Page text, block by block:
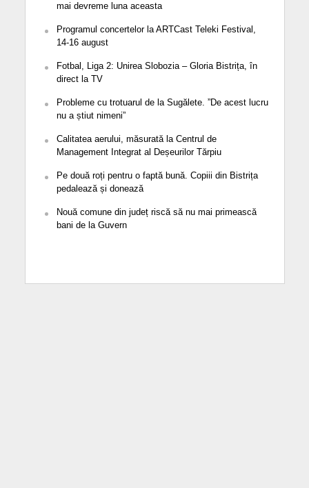
mai devreme luna aceasta
Programul concertelor la ARTCast Teleki Festival,
14-16 august
Fotbal, Liga 2: Unirea Slobozia – Gloria Bistrița, în
direct la TV
Probleme cu trotuarul de la Sugălete. ”De acest lucru
nu a știut nimeni”
Calitatea aerului, măsurată la Centrul de
Management Integrat al Deșeurilor Tărpiu
Pe două roți pentru o faptă bună. Copiii din Bistrița
pedalează și donează
Nouă comune din județ riscă să nu mai primească
bani de la Guvern